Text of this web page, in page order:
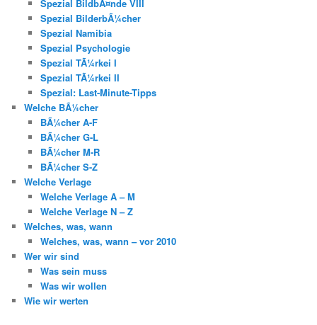
Spezial BildbÃ¤nde VIII
Spezial BilderbÃ¼cher
Spezial Namibia
Spezial Psychologie
Spezial TÃ¼rkei I
Spezial TÃ¼rkei II
Spezial: Last-Minute-Tipps
Welche BÃ¼cher
BÃ¼cher A-F
BÃ¼cher G-L
BÃ¼cher M-R
BÃ¼cher S-Z
Welche Verlage
Welche Verlage A – M
Welche Verlage N – Z
Welches, was, wann
Welches, was, wann – vor 2010
Wer wir sind
Was sein muss
Was wir wollen
Wie wir werten